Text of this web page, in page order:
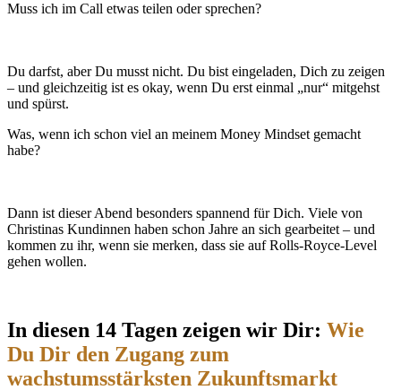
Muss ich im Call etwas teilen oder sprechen?
Du darfst, aber Du musst nicht. Du bist eingeladen, Dich zu zeigen
– und gleichzeitig ist es okay, wenn Du erst einmal „nur“ mitgehst
und spürst.
Was, wenn ich schon viel an meinem Money Mindset gemacht
habe?
Dann ist dieser Abend besonders spannend für Dich. Viele von
Christinas Kundinnen haben schon Jahre an sich gearbeitet – und
kommen zu ihr, wenn sie merken, dass sie auf Rolls‑Royce‑Level
gehen wollen.
In diesen 14 Tagen zeigen wir Dir: Wie
Du Dir den Zugang zum
wachstumsstärksten Zukunftsmarkt